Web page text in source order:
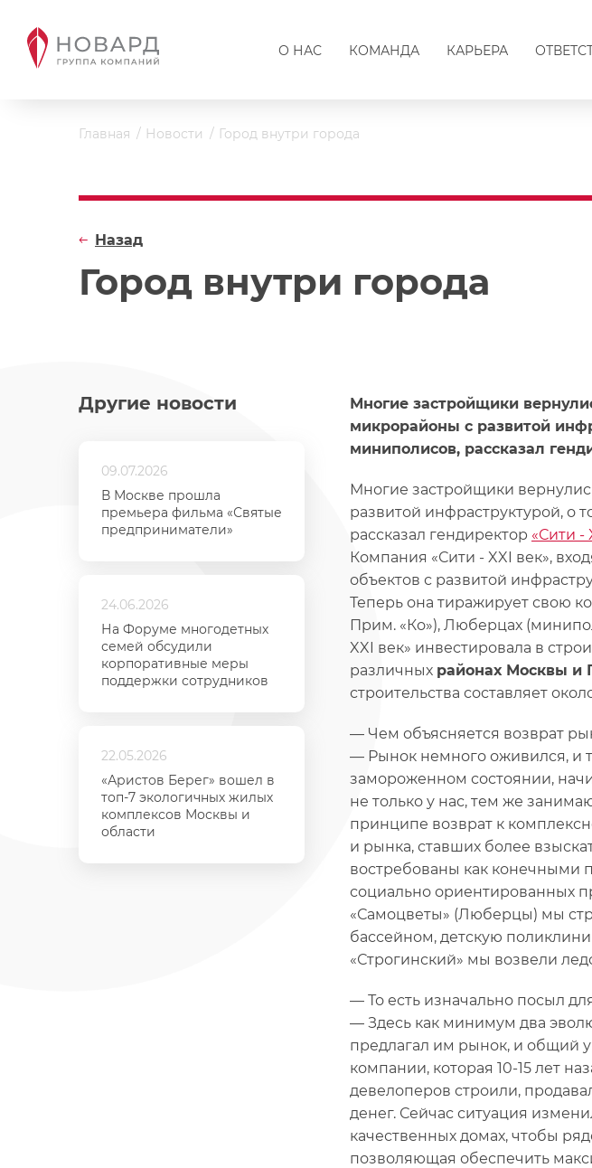
О НАС КОМАНДА КАРЬЕРА
Главная Новости Город внутри города
Город внутри города
Назад
Другие новости
09.07.2026
В Москве прошла
премьера фильма «Святые
предприниматели»
24.06.2026
На Форуме многодетных
семей обсудили
корпоративные меры
поддержки сотрудников
22.05.2026
«Аристов Берег» вошел в
топ-7 экологичных жилых
комплексов Москвы и
области
Многие застройщики
микрорайоны с развитой
миниполисов, рассказал
Многие застройщики
развитой инфраструктурой, о
рассказал гендиректор «Сити -
Компания «Сити - XXI век»,
объектов с развитой
Теперь она тиражирует свою
Прим. «Ко»), Люберцах
XXI век» инвестировала в
различных районах Москвы и
строительства составляет
— Чем объясняется возврат
— Рынок немного оживился, и
замороженном состоянии,
не только у нас, тем же
принципе возврат к
и рынка, ставших более
востребованы как конечными
социально ориентированных
«Самоцветы» (Люберцы) мы
бассейном, детскую
«Строгинский» мы возвели
— То есть изначально посыл
— Здесь как минимум два
предлагал им рынок, и общий
компании, которая 10-15 лет
девелоперов строили,
денег. Сейчас ситуация
качественных домах, чтобы
позволяющая обеспечить